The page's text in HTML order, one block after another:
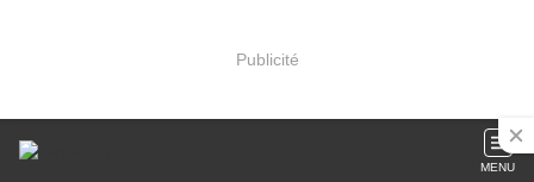
Publicité
MENU